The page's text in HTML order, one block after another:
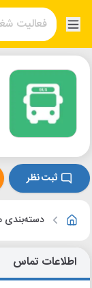
ثبت نظر
دسته‌بندی
اطلاعات تماس